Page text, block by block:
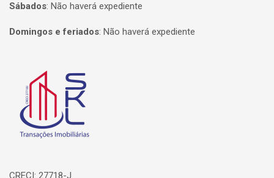
Sábados: Não haverá expediente
Domingos e feriados: Não haverá expediente
Página inicial
CRECI: 27718-J